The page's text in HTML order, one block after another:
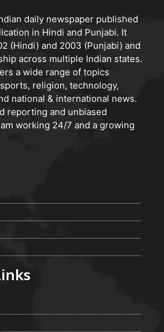
daily newspaper published
in Hindi and Punjabi. It
(Hindi) and 2003 (Punjabi) and
across multiple Indian states.
a wide range of topics
religion, technology,
national & international news.
reporting and unbiased
working 24/7 and a growing